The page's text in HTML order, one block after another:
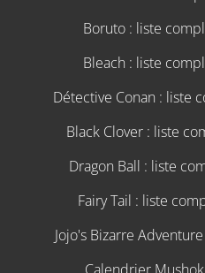
Boruto : liste
Bleach : liste
Détective Conan : liste
Black Clover : liste
Dragon Ball : liste
Fairy Tail : liste
Jojo's Bizarre